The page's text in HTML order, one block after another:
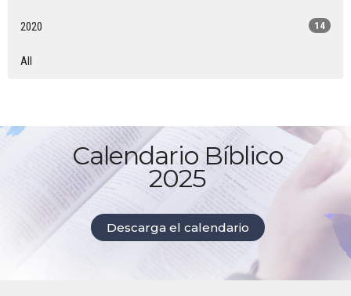
2020 14
All
Calendario Bíblico
2025
Descarga el calendario